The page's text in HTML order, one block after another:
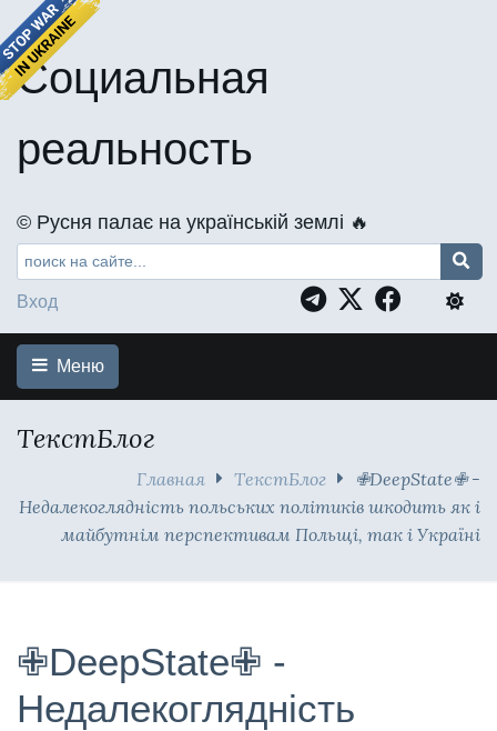
Социальная
реальность
©️ Русня палає на українській землі 🔥
Вход
Меню
ТекстБлог
Главная ТекстБлог
✙DeepState✙ -
Недалекоглядність польських політиків шкодить як і
майбутнім перспективам Польщі, так і Україні
✙DeepState✙ -
Недалекоглядність